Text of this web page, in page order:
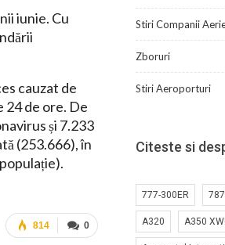
iunie. Cu
cauzat de
de ore. De
și 7.233
(253.666), în
0
814
Stiri Companii
Zboruri
Stiri Aeroporturi
Citeste si
777-300ER
A320 A350